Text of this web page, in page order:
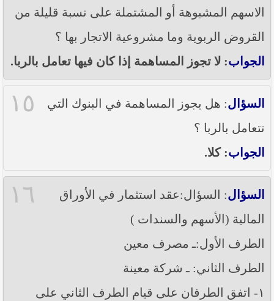
الاسهم المشبوهة أو المشتملة على نسبة قليلة من
القروض الربوية وما مشروعية الاتجار بها ؟
الجواب: لا تجوز المساهمة إذا كان فيها تعامل بالربا.
١٥ السؤال: هل يجوز المساهمة في البنوك التي
تتعامل بالربا ؟
الجواب: كلا.
١٦ السؤال: السؤال:عقد استثمار في الأوراق
المالية (الأسهم والسندات )
الطرف الأول:ـ مصرف معين
الطرف الثاني: ـ شركة معينة
١- اتفق الطرفان على قيام الطرف الثاني على